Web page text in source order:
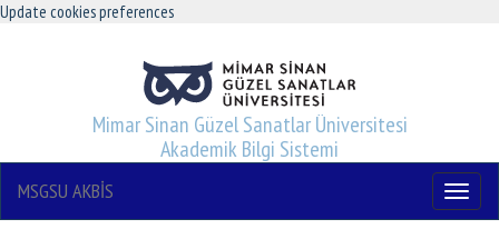
Update cookies preferences
Mimar Sinan Güzel Sanatlar Üniversitesi
Akademik Bilgi Sistemi
Menu
MSGSU AKBİS